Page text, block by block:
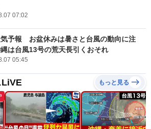
07:02
予報 お盆休みは暑さと台風の動向に注
は台風13号の荒天長引くおそれ
05:45
LiVE もっと見る